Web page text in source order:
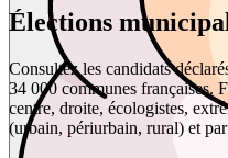
Élections
Consultez les candidats
34 000 communes françaises.
centre, droite, écologistes,
(urbain, périurbain, rural) et